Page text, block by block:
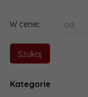
W cenie: od
Kategorie